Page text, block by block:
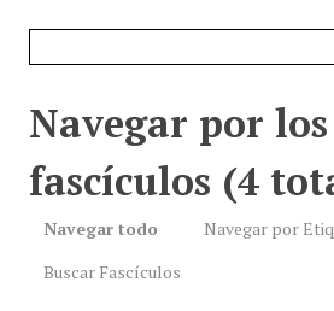
Navegar por los
fascículos (4
Navegar todo
Navegar por
Buscar Fascículos